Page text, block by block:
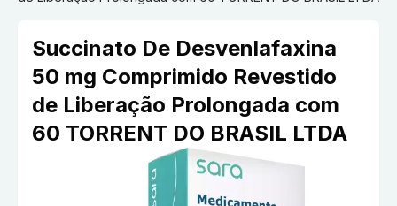
Succinato De Desvenlafaxina
50 mg Comprimido Revestido
de Liberação Prolongada com
60 TORRENT DO BRASIL LTDA